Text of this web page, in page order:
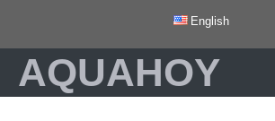
contenido
English
AQUAHOY